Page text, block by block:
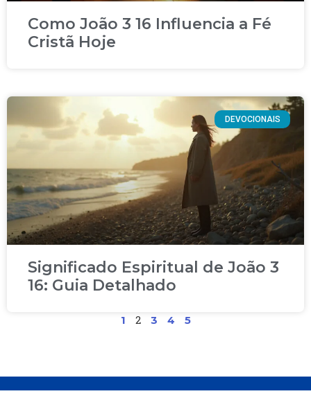
Como João 3 16 Influencia a Fé
Cristã Hoje
DEVOCIONAIS
Significado Espiritual de João 3
16: Guia Detalhado
1 2 3 4 5